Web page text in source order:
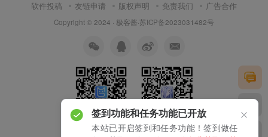
软件投稿 友链申请 版权声明 免责我们 广告合作
Copyright © 2024 · 极客酱·苏ICP备2023031482号
关注公众号 扫码加微信
签到功能和任务功能已开放
本站已开启签到和任务功能！签到做任